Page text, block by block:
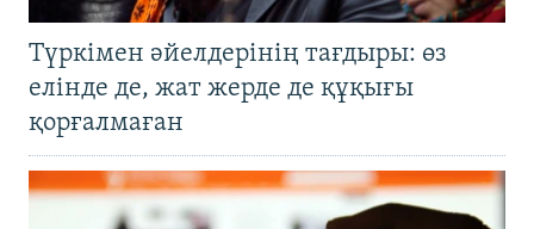
Түркімен әйелдерінің тағдыры: өз
елінде де, жат жерде де құқығы
қорғалмаған